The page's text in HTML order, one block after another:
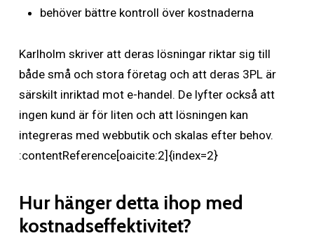
behöver bättre kontroll över kostnaderna
Karlholm skriver att deras lösningar riktar sig till
både små och stora företag och att deras 3PL är
särskilt inriktad mot e-handel. De lyfter också att
ingen kund är för liten och att lösningen kan
integreras med webbutik och skalas efter behov.
:contentReference[oaicite:2]{index=2}
Hur hänger detta ihop med
kostnadseffektivitet?